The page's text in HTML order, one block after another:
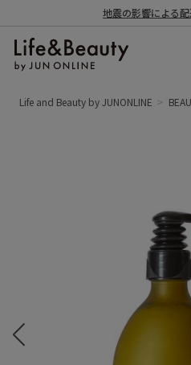
地震の影響による
Life and Beauty by JUNONLINE